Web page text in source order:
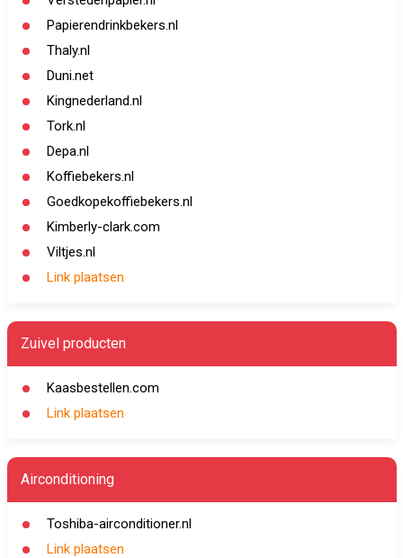
Papierendrinkbekers.nl
Thaly.nl
Duni.net
Kingnederland.nl
Tork.nl
Depa.nl
Koffiebekers.nl
Goedkopekoffiebekers.nl
Kimberly-clark.com
Viltjes.nl
Link plaatsen
Zuivel producten
Kaasbestellen.com
Link plaatsen
Airconditioning
Toshiba-airconditioner.nl
Link plaatsen